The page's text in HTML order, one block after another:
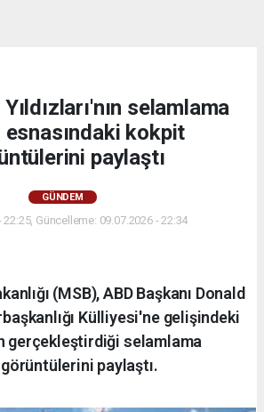
selamlama
esnasındaki kokpit
paylaştı
GÜNDEM
22:25, Güncelleme: 09.07.2026 - 22:34
(MSB), ABD Başkanı Donald
Külliyesi'ne gelişindeki
gerçekleştirdiği selamlama
paylaştı.